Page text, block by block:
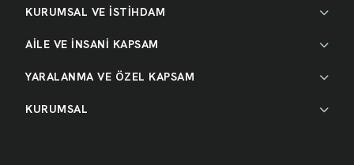
KURUMSAL VE İSTİHDAM
AİLE VE İNSANİ KAPSAM
YARALANMA VE ÖZEL KAPSAM
KURUMSAL